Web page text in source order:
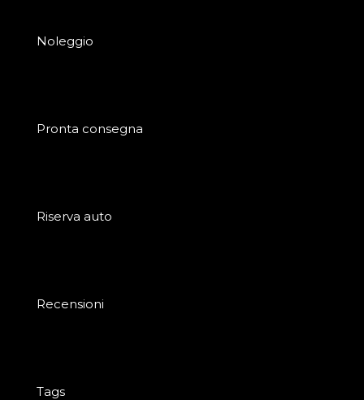
Noleggio
Pronta consegna
Riserva auto
Recensioni
Tags